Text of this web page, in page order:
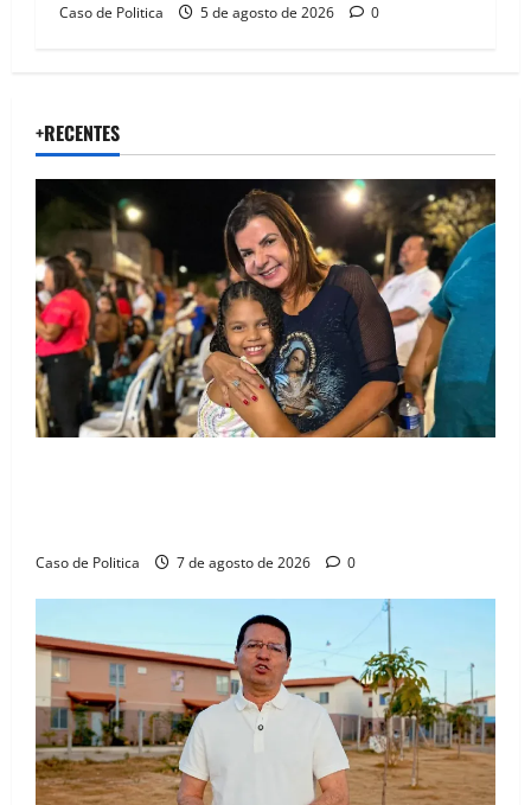
Caso de Politica 5 de agosto de 2026 0
+RECENTES
Caso de Politica 7 de agosto de 2026 0